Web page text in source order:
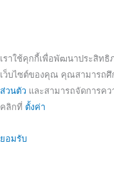
เราใช้คุกกี้เพื่อพัฒนาประสิท
เว็บไซต์ของคุณ คุณสามารถศึ
ส่วนตัว และสามารถจัดการคว
คลิกที่ ตั้งค่า
ยอมรับ